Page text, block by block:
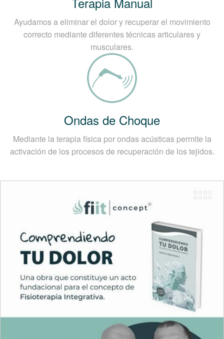
Ayudamos a eliminar el dolor y recuperar el movimiento
correcto mediante diferentes técnicas articulares y
musculares.
Ondas de Choque
Mediante la terapia física por ondas acústicas permite la
activación de los procesos de recuperación de los tejidos.